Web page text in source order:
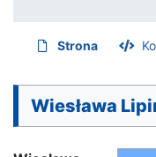
Strona
Wiesława